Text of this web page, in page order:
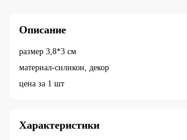
Описание
размер 3,8*3 см
материал-силикон, декор
цена за 1 шт
Характеристики